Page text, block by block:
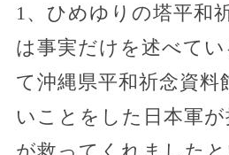
1、ひめゆりの塔平和
は事実だけを述べて
て沖縄県平和祈念資料
いことをした日本軍